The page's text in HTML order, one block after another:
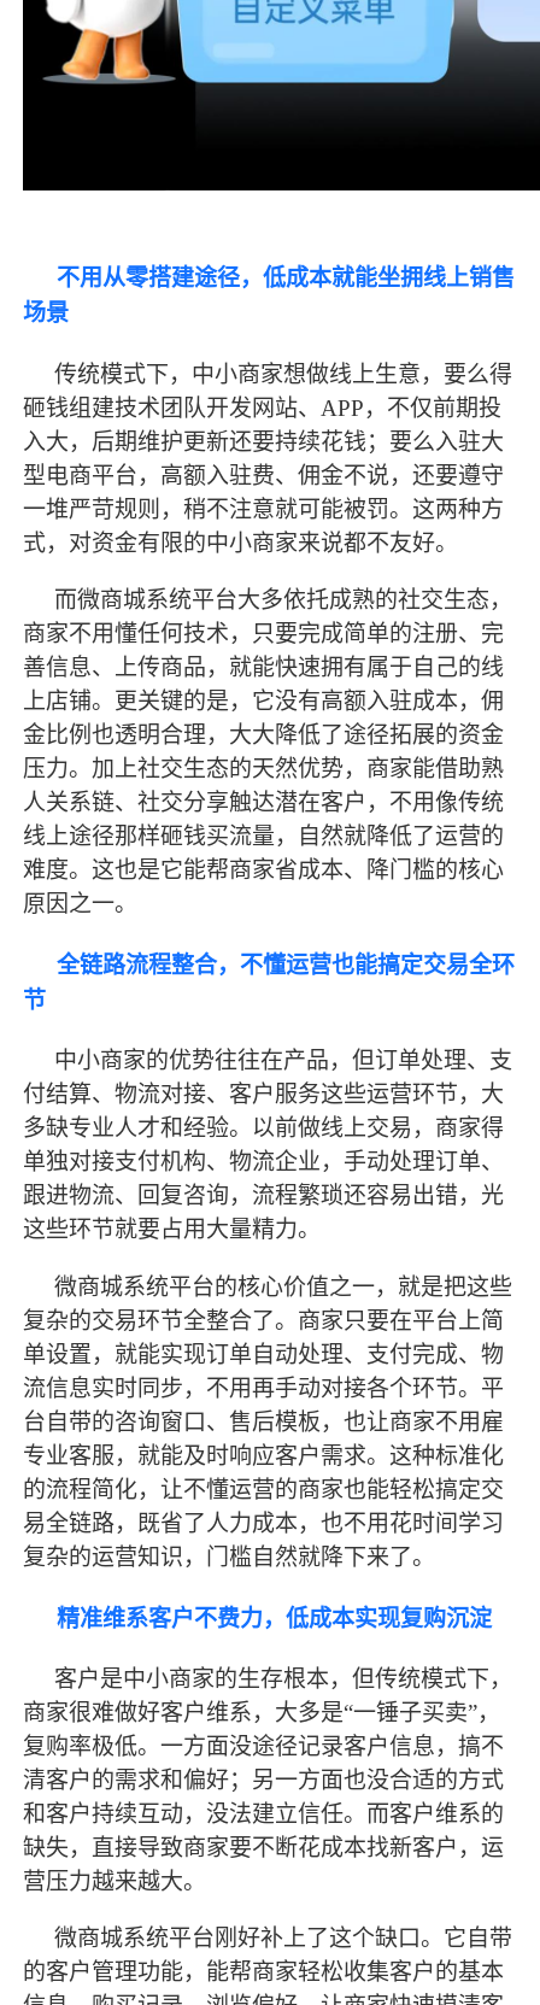
不用从零搭建途径，低成本就能坐拥线上销售
场景
传统模式下，中小商家想做线上生意，要么得
砸钱组建技术团队开发网站、 APP，不仅前期投
入大，后期维护更新还要持续花钱；要么入驻大
型电商平台，高额入驻费、佣金不说，还要遵守
一堆严苛规则，稍不注意就可能被罚。这两种方
式，对资金有限的中小商家来说都不友好。
而微商城系统平台大多依托成熟的社交生态，
商家不用懂任何技术，只要完成简单的注册、完
善信息、上传商品，就能快速拥有属于自己的线
上店铺。更关键的是，它没有高额入驻成本，佣
金比例也透明合理，大大降低了途径拓展的资金
压力。加上社交生态的天然优势，商家能借助熟
人关系链、社交分享触达潜在客户，不用像传统
线上途径那样砸钱买流量，自然就降低了运营的
难度。这也是它能帮商家省成本、降门槛的核心
原因之一。
全链路流程整合，不懂运营也能搞定交易全环
节
中小商家的优势往往在产品，但订单处理、支
付结算、物流对接、客户服务这些运营环节，大
多缺专业人才和经验。以前做线上交易，商家得
单独对接支付机构、物流企业，手动处理订单、
跟进物流、回复咨询，流程繁琐还容易出错，光
这些环节就要占用大量精力。
微商城系统平台的核心价值之一，就是把这些
复杂的交易环节全整合了。商家只要在平台上简
单设置，就能实现订单自动处理、支付完成、物
流信息实时同步，不用再手动对接各个环节。平
台自带的咨询窗口、售后模板，也让商家不用雇
专业客服，就能及时响应客户需求。这种标准化
的流程简化，让不懂运营的商家也能轻松搞定交
易全链路，既省了人力成本，也不用花时间学习
复杂的运营知识，门槛自然就降下来了。
精准维系客户不费力，低成本实现复购沉淀
客户是中小商家的生存根本，但传统模式下，
商家很难做好客户维系，大多是“一锤子买卖”，
复购率极低。一方面没途径记录客户信息，搞不
清客户的需求和偏好；另一方面也没合适的方式
和客户持续互动，没法建立信任。而客户维系的
缺失，直接导致商家要不断花成本找新客户，运
营压力越来越大。
微商城系统平台刚好补上了这个缺口。它自带
的客户管理功能，能帮商家轻松收集客户的基本